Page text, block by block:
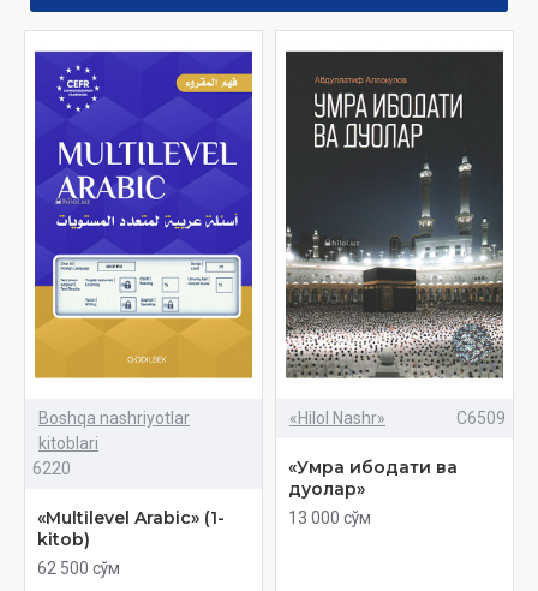
Boshqa nashriyotlar
kitoblari
6220
«Multilevel Arabic» (1-
kitob)
62 500 сўм
«Hilol Nashr» C6509
«Умра ибодати ва
дуолар»
13 000 сўм